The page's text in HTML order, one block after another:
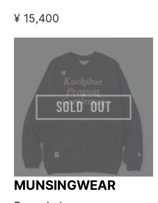
スリーブスウェットシャツ
ネイビー【GO/LOOK!限定
¥ 15,400
MUNSINGWEAR